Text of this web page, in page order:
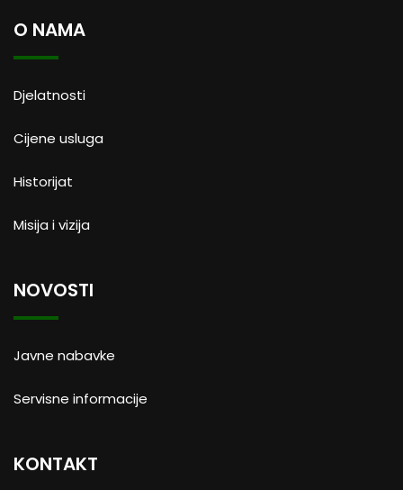
O NAMA
Djelatnosti
Cijene usluga
Historijat
Misija i vizija
NOVOSTI
Javne nabavke
Servisne informacije
KONTAKT